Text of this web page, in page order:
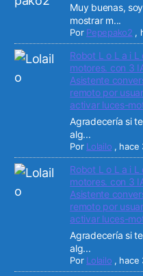
Muy buenas,
mostrar m...
Por Pepepako2 ,
Robot L o L a i
motores. con 3
Asistente
remoto por
activar luces-
Agradecería si
alg...
Por Lolailo , hace
Robot L o L a i
motores. con 3
Asistente
remoto por
activar luces-
Agradecería si
alg...
Por Lolailo , hace